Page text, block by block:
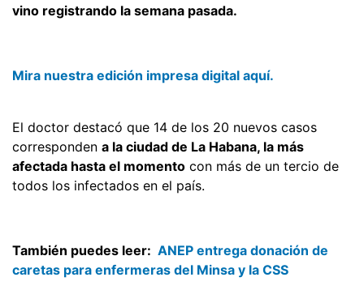
vino registrando la semana pasada.
Mira nuestra edición impresa digital aquí.
El doctor destacó que 14 de los 20 nuevos casos
corresponden a la ciudad de La Habana, la más
afectada hasta el momento con más de un tercio de
todos los infectados en el país.
También puedes leer: ANEP entrega donación de
caretas para enfermeras del Minsa y la CSS